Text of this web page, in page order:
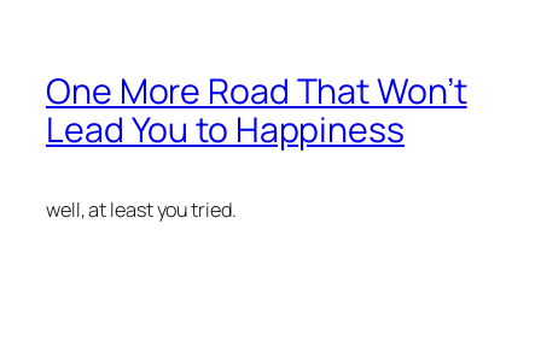
One More Road That Won’t
Lead You to Happiness
well, at least you tried.